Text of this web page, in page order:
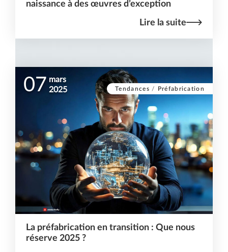
naissance à des œuvres d’exception
Lire la suite
Tendances / Préfabrication
07 mars
2025
La préfabrication en transition : Que nous
réserve 2025 ?